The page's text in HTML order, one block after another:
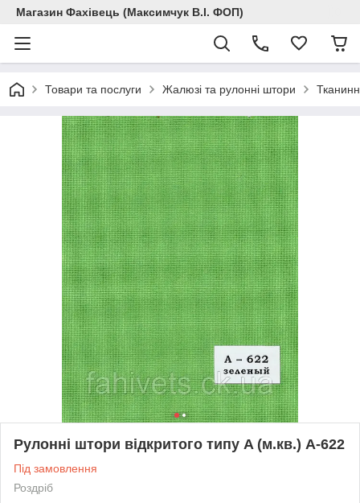
Магазин Фахівець (Максимчук В.І. ФОП)
Товари та послуги Жалюзі та рулонні штори
Рулонні штори відкритого типу A (м.кв.) А-622
Під замовлення
Роздріб